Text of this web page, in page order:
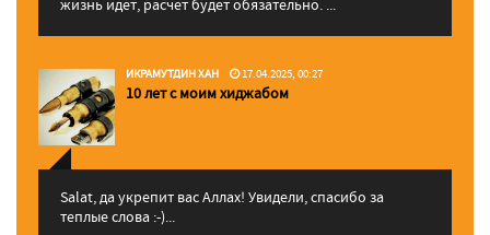
жизнь идет, расчет будет обязательно. ...
ИКРАМУТДИН ХАН 17.04.2025, 00:27
10 лет с моим хиджабом
Salat, да укрепит вас Аллаx! Увидели, спасибо за
теплые слова :-)...